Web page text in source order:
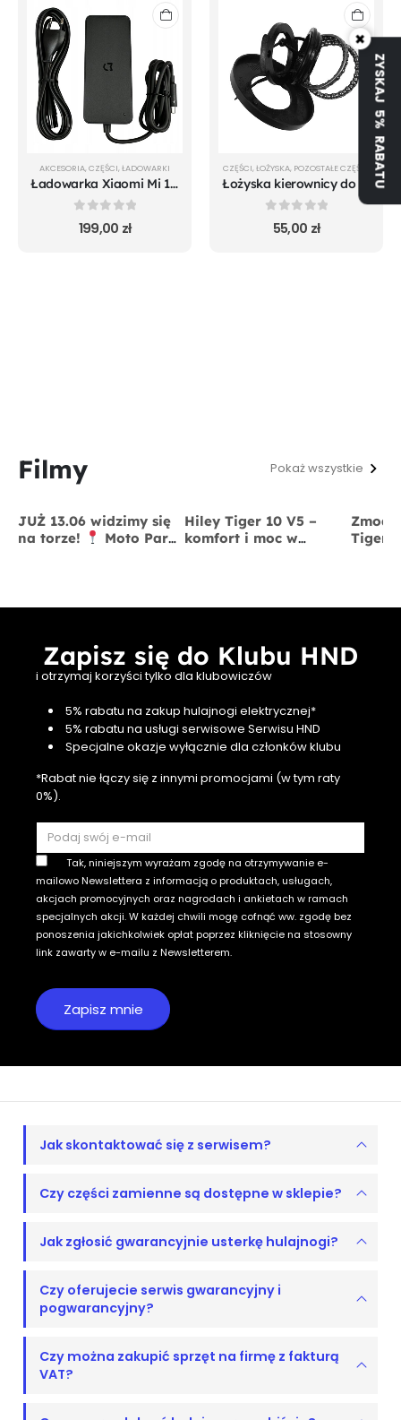
AKCESORIA, CZĘŚCI, ŁADOWARKI
Ładowarka Xiaomi Mi 1S m365 Pro Mi Pro 2 Essential - oryginalna
0out of 5
199,00 zł
CZĘŚCI, ŁOŻYSKA, POZOSTAŁE CZĘŚCI
out of 5
55,00 zł
Filmy Pokaż wszystkie
JUŻ 13.06 widzimy się
na torze!
Moto Park
Hiley Tiger 10 V5 –
komfort i moc w
Tiger
Zapisz się do Klubu HND
i otrzymaj korzyści tylko dla klubowiczów
5% rabatu na zakup hulajnogi elektrycznej*
5% rabatu na usługi serwisowe Serwisu HND
Specjalne okazje wyłącznie dla członków klubu
*Rabat nie łączy się z innymi promocjami (w tym raty
0%).
Tak, niniejszym wyrażam zgodę na otrzymywanie e-
mailowo Newslettera z informacją o produktach, usługach,
akcjach promocyjnych oraz nagrodach i ankietach w ramach
specjalnych akcji. W każdej chwili mogę cofnąć ww. zgodę bez
ponoszenia jakichkolwiek opłat poprzez kliknięcie na stosowny
link zawarty w e-mailu z Newsletterem.
Jak skontaktować się z serwisem?
Czy części zamienne są dostępne w sklepie?
Jak zgłosić gwarancyjnie usterkę hulajnogi?
Czy oferujecie serwis gwarancyjny i
pogwarancyjny?
Czy można zakupić sprzęt na firmę z fakturą
VAT?
×
ZYSKAJ 5% RABATU